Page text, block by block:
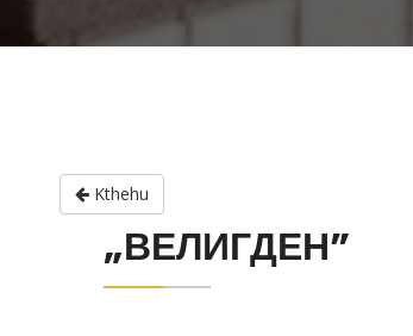
Kthehu
„ВЕЛИГДЕН”